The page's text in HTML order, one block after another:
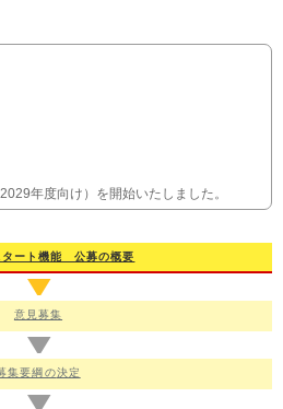
年度向け）を開始いたしました。
ールを修正いたしました。
年度向け）の概要を公表いたしまし
ート 機能 公募の概要
意見募集
集要綱の決定